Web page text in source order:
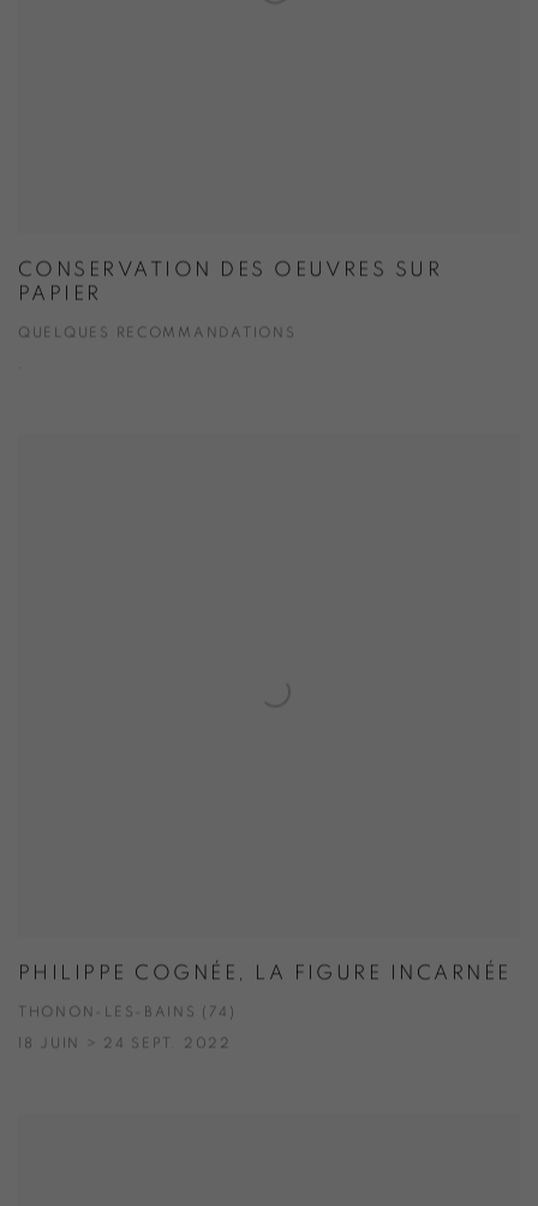
CONSERVATION DES OEUVRES SUR
PAPIER
QUELQUES RECOMMANDATIONS
PHILIPPE COGNÉE, LA FIGURE INCARNÉE
THONON-LES-BAINS (74)
18 JUIN > 24 SEPT. 2022